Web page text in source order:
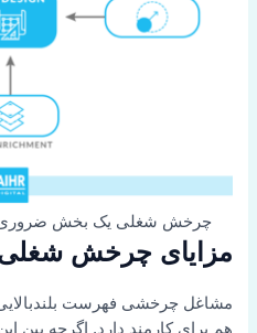
چرخش شغلی یک بخش ضروری
مزایای چرخش
مشاغل چرخشی فهرست بلندبالایی
هم برای کارمند دارد. اگرچه بین